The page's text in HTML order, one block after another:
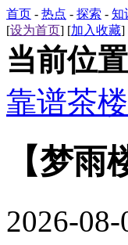
首页 - 热点 - 探索 - 知
[设为首页] [加入收藏]
当前位
靠谱茶
【梦
2026-